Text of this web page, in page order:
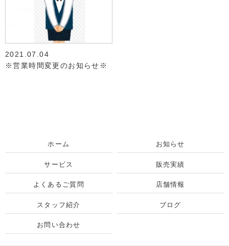
2021.07.04
※営業時間変更のお知らせ※
ホーム お知らせ
サービス 販売実績
よくあるご質問 店舗情報
スタッフ紹介 ブログ
お問い合わせ